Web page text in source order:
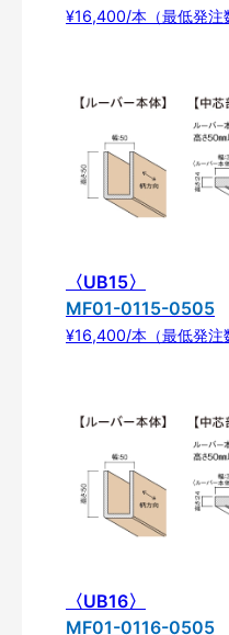
¥16,400/本（最低発注
〈UB15〉
MF01-0115-0505
¥16,400/本（最低発注
〈UB16〉
MF01-0116-0505